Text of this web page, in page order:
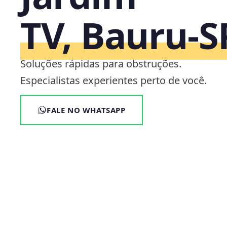
TV,
Soluções rápidas para obstruções.
Especialistas experientes perto de você.
FALE NO WHATSAPP